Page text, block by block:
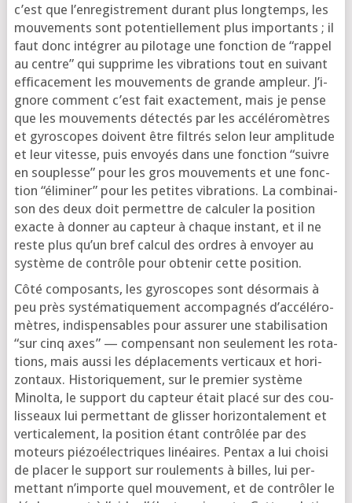
c’est que l’en­re­gis­tre­ment durant plus long­temps, les
mou­ve­ments sont poten­tiel­le­ment plus impor­tants ; il
faut donc inté­grer au pilo­tage une fonc­tion de “rap­pel
au centre” qui sup­prime les vibra­tions tout en sui­vant
effi­ca­ce­ment les mou­ve­ments de grande ampleur. J’i­
gnore com­ment c’est fait exac­te­ment, mais je pense
que les mou­ve­ments détec­tés par les accé­lé­ro­mètres
et gyro­scopes doivent être fil­trés selon leur ampli­tude
et leur vitesse, puis envoyés dans une fonc­tion “suivre
en sou­plesse” pour les gros mou­ve­ments et une fonc­
tion “éli­mi­ner” pour les petites vibra­tions. La com­bi­nai­
son des deux doit per­mettre de cal­cu­ler la posi­tion
exacte à don­ner au cap­teur à chaque ins­tant, et il ne
reste plus qu’un bref cal­cul des ordres à envoyer au
sys­tème de contrôle pour obte­nir cette position.
Côté com­po­sants, les gyro­scopes sont désor­mais à
peu près sys­té­ma­ti­que­ment accom­pa­gnés d’ac­cé­lé­ro­
mètres, indis­pen­sables pour assu­rer une sta­bi­li­sa­tion
“sur cinq axes” — com­pen­sant non seule­ment les rota­
tions, mais aus­si les dépla­ce­ments ver­ti­caux et hori­
zon­taux. His­to­ri­que­ment, sur le pre­mier sys­tème
Minol­ta, le sup­port du cap­teur était pla­cé sur des cou­
lis­seaux lui per­met­tant de glis­ser hori­zon­ta­le­ment et
ver­ti­ca­le­ment, la posi­tion étant contrô­lée par des
moteurs pié­zo­élec­triques linéaires. Pentax a lui choi­si
de pla­cer le sup­port sur rou­le­ments à billes, lui per­
met­tant n’im­porte quel mou­ve­ment, et de contrô­ler le